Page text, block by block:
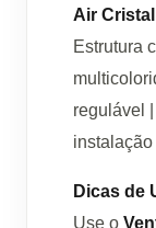
Air
Estrutura
regulável
Dicas de
Use o